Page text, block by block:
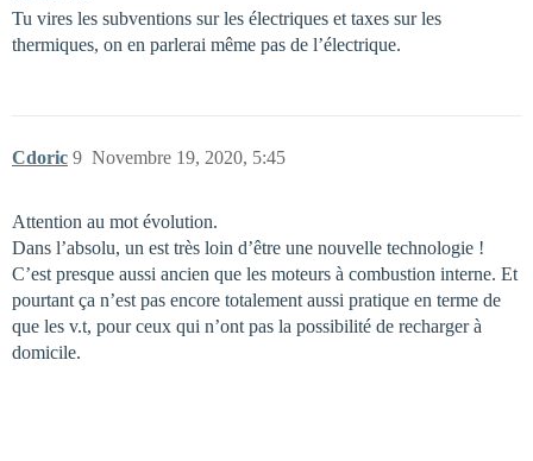
Tu vires les subventions sur les électriques et taxes sur les
thermiques, on en parlerai même pas de l’électrique.
Cdoric Novembre 19, 2020, 5:45
9
Attention au mot évolution.
Dans l’absolu, un est très loin d’être une nouvelle technologie !
C’est presque aussi ancien que les moteurs à combustion interne. Et
pourtant ça n’est pas encore totalement aussi pratique en terme de
que les v.t, pour ceux qui n’ont pas la possibilité de recharger à
domicile.